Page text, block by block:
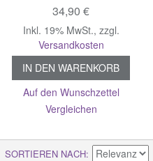
34,90 €
Inkl. 19% MwSt., zzgl.
Versandkosten
IN DEN WARENKORB
Auf den Wunschzettel
Vergleichen
SORTIEREN NACH